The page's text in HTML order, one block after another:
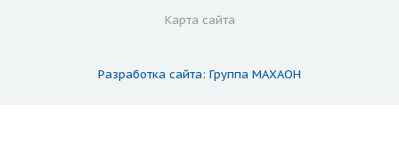
Карта сайта
Разработка сайта: Группа МАХАОН